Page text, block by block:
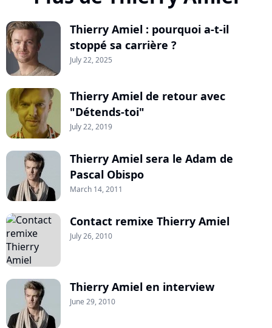
Thierry Amiel : pourquoi a-t-il
stoppé sa carrière ?
July 22, 2025
Thierry Amiel de retour avec
"Détends-toi"
July 22, 2019
Thierry Amiel sera le Adam de
Pascal Obispo
March 14, 2011
Contact remixe Thierry Amiel
July 26, 2010
Thierry Amiel en interview
June 29, 2010